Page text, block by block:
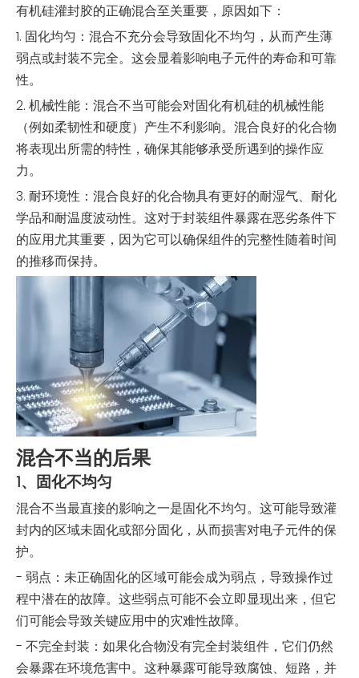
有机硅灌封胶的正确混合至关重要，原因如下：
1. 固化均匀：混合不充分会导致固化不均匀，从而产生薄
弱点或封装不完全。这会显着影响电子元件的寿命和可靠
性。
2. 机械性能：混合不当可能会对固化有机硅的机械性能
（例如柔韧性和硬度）产生不利影响。混合良好的化合物
将表现出所需的特性，确保其能够承受所遇到的操作应
力。
3. 耐环境性：混合良好的化合物具有更好的耐湿气、耐化
学品和耐温度波动性。这对于封装组件暴露在恶劣条件下
的应用尤其重要，因为它可以确保组件的完整性随着时间
的推移而保持。
混合不当的后果
1、固化不均匀
混合不当最直接的影响之一是固化不均匀。这可能导致灌
封内的区域未固化或部分固化，从而损害对电子元件的保
护。
- 弱点：未正确固化的区域可能会成为弱点，导致操作过
程中潜在的故障。这些弱点可能不会立即显现出来，但它
们可能会导致关键应用中的灾难性故障。
- 不完全封装：如果化合物没有完全封装组件，它们仍然
会暴露在环境危害中。这种暴露可能导致腐蚀、短路，并